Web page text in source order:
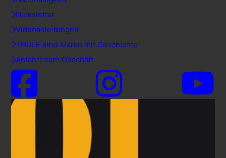
Newsletter
Videoanleitungen
THULE eine Marke mit Geschichte
Anfahrt zum Geschäft